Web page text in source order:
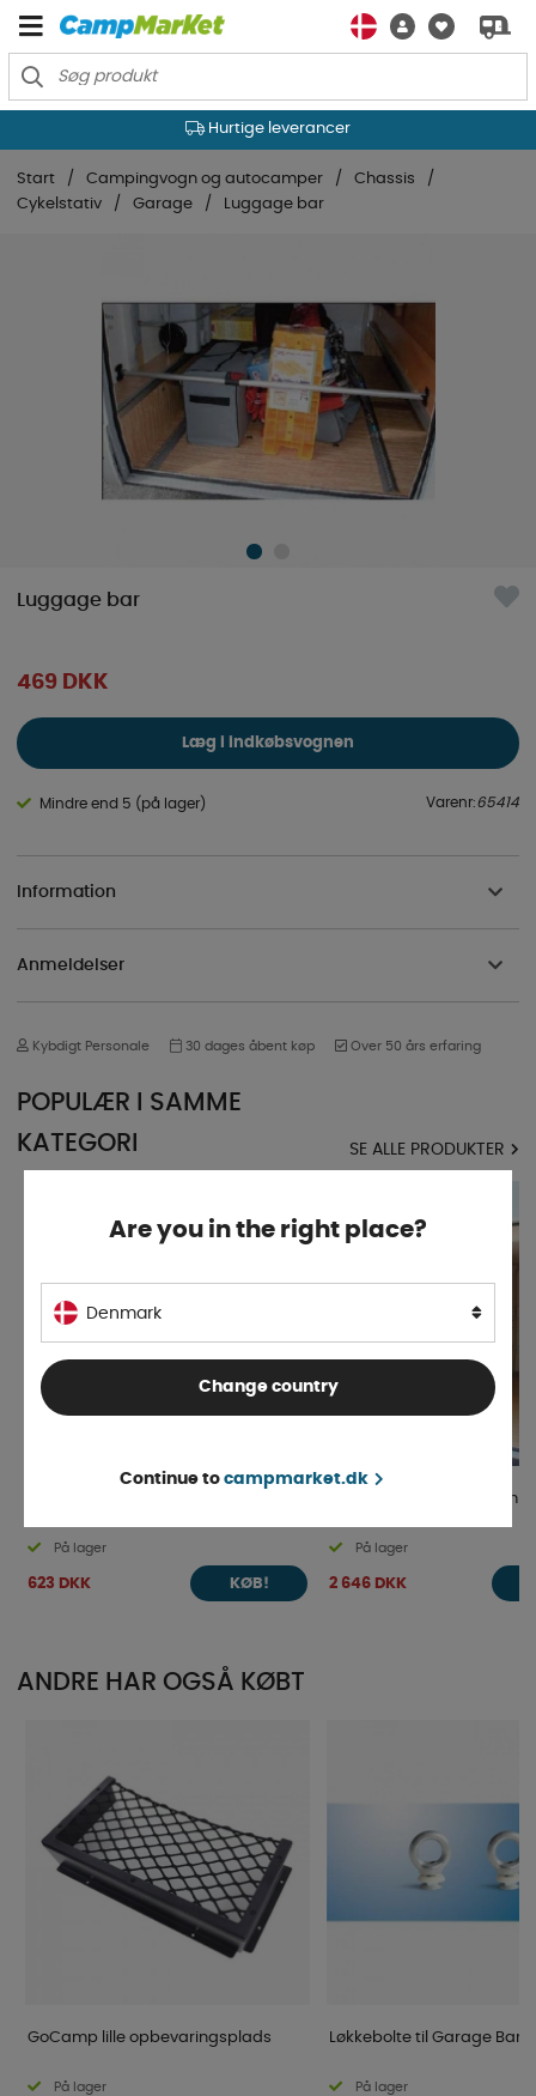
Hurtige leverancer
Start Campingvogn og autocamper
Chassis
Cykelstativ
Garage Luggage bar
Luggage bar
469 DKK
Læg i indkøbsvognen
Mindre end 5 (på lager) Varenr:65414
Information
Anmeldelser
Kybdigt Personale 30 dages åbent køp Over 50 års erfaring
POPULÆR I SAMME
KATEGORI
SE ALLE PRODUKTER
På lager
623 DKK KØB!
Fiamma Garage System
På lager
2 646 DKK
ANDRE HAR OGSÅ KØBT
GoCamp lille opbevaringsplads
På lager
Løkkebolte til Garage Bars
På lager
Are you in the right place?
Denmark
Change country
Continue to campmarket.dk